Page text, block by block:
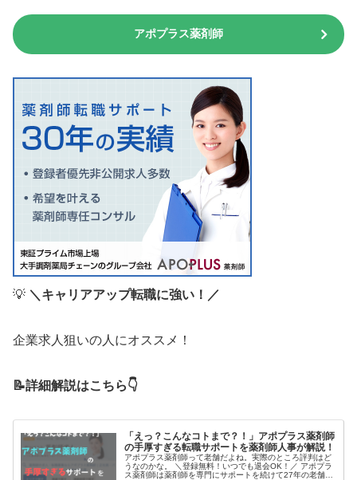
アポプラス薬剤師
💡 ＼キャリアアップ転職に強い！／
企業求人狙いの人にオススメ！
📝詳細解説はこちら👇
「えっ？こんなコトまで？！」アポプラス薬剤師
の手厚すぎる転職サポートを薬剤師人事が解説！
アポプラス薬剤師って老舗だよね。実際のところ評判はど
うなのかな。 ＼登録無料！いつでも退会OK！／ アポプラ
ス薬剤師は薬剤師を専門にサポートを続けて27年の老舗で